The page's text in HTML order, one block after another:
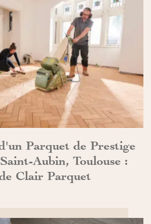
Parquet de Prestige
Aubin, Toulouse :
Clair Parquet
DÉCOUVRIR>>